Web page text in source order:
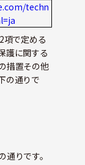
techn
項で定める
護に関する
措置その他
の通りで
りです。